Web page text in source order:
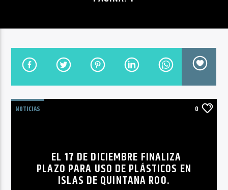
NOTICIAS 0
EL 17 DE DICIEMBRE FINALIZA
PLAZO PARA USO DE PLÁSTICOS EN
ISLAS DE QUINTANA ROO.